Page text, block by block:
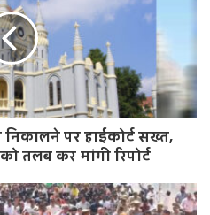
i
t
e
पर हाईकोर्ट सख्त,
तलब कर मांगी रिपोर्ट